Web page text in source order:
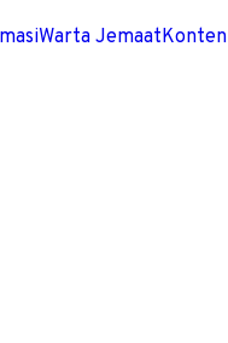
Warta JemaatKonten